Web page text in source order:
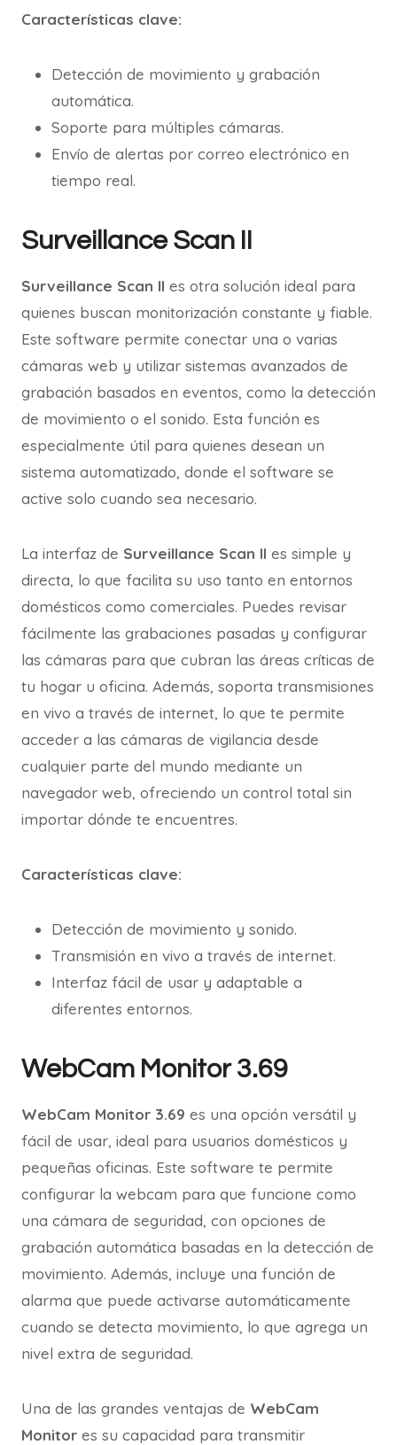
Características clave:
Detección de movimiento y grabación
automática.
Soporte para múltiples cámaras.
Envío de alertas por correo electrónico en
tiempo real.
Surveillance Scan II
Surveillance Scan II es otra solución ideal para
quienes buscan monitorización constante y fiable.
Este software permite conectar una o varias
cámaras web y utilizar sistemas avanzados de
grabación basados en eventos, como la detección
de movimiento o el sonido. Esta función es
especialmente útil para quienes desean un
sistema automatizado, donde el software se
active solo cuando sea necesario.
La interfaz de Surveillance Scan II es simple y
directa, lo que facilita su uso tanto en entornos
domésticos como comerciales. Puedes revisar
fácilmente las grabaciones pasadas y configurar
las cámaras para que cubran las áreas críticas de
tu hogar u oficina. Además, soporta transmisiones
en vivo a través de internet, lo que te permite
acceder a las cámaras de vigilancia desde
cualquier parte del mundo mediante un
navegador web, ofreciendo un control total sin
importar dónde te encuentres.
Características clave:
Detección de movimiento y sonido.
Transmisión en vivo a través de internet.
Interfaz fácil de usar y adaptable a
diferentes entornos.
WebCam Monitor 3.69
WebCam Monitor 3.69 es una opción versátil y
fácil de usar, ideal para usuarios domésticos y
pequeñas oficinas. Este software te permite
configurar la webcam para que funcione como
una cámara de seguridad, con opciones de
grabación automática basadas en la detección de
movimiento. Además, incluye una función de
alarma que puede activarse automáticamente
cuando se detecta movimiento, lo que agrega un
nivel extra de seguridad.
Una de las grandes ventajas de WebCam
Monitor es su capacidad para transmitir